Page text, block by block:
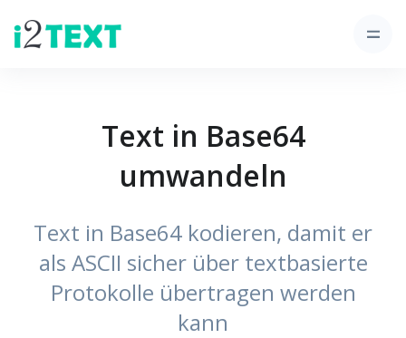
Text in Base64
umwandeln
Text in Base64 kodieren, damit er
als ASCII sicher über textbasierte
Protokolle übertragen werden
kann